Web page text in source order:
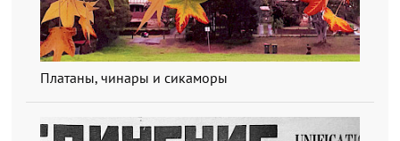
Платаны, чинары и сикаморы